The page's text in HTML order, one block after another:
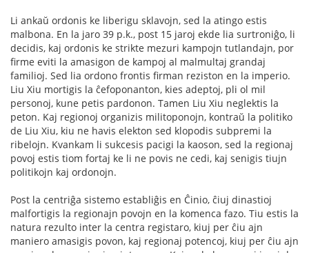
Li ankaŭ ordonis ke liberigu sklavojn, sed la atingo estis
malbona. En la jaro 39 p.k., post 15 jaroj ekde lia surtroniĝo, li
decidis, kaj ordonis ke strikte mezuri kampojn tutlandajn, por
firme eviti la amasigon de kampoj al malmultaj grandaj
familioj. Sed lia ordono frontis firman reziston en la imperio.
Liu Xiu mortigis la ĉefoponanton, kies adeptoj, pli ol mil
personoj, kune petis pardonon. Tamen Liu Xiu neglektis la
peton. Kaj regionoj organizis militoponojn, kontraŭ la politiko
de Liu Xiu, kiu ne havis elekton sed klopodis subpremi la
ribelojn. Kvankam li sukcesis pacigi la kaoson, sed la regionaj
povoj estis tiom fortaj ke li ne povis ne cedi, kaj senigis tiujn
politikojn kaj ordonojn.
Post la centriĝa sistemo establiĝis en Ĉinio, ĉiuj dinastioj
malfortigis la regionajn povojn en la komenca fazo. Tiu estis la
natura rezulto inter la centra registaro, kiuj per ĉiu ajn
maniero amasigis povon, kaj regionaj potencoj, kiuj per ĉiu ajn